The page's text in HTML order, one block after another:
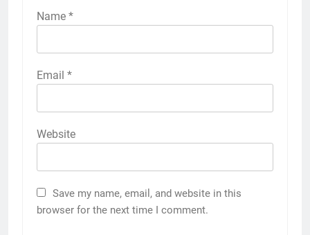
Name *
Email *
Website
Save my name, email, and website in this
browser for the next time I comment.